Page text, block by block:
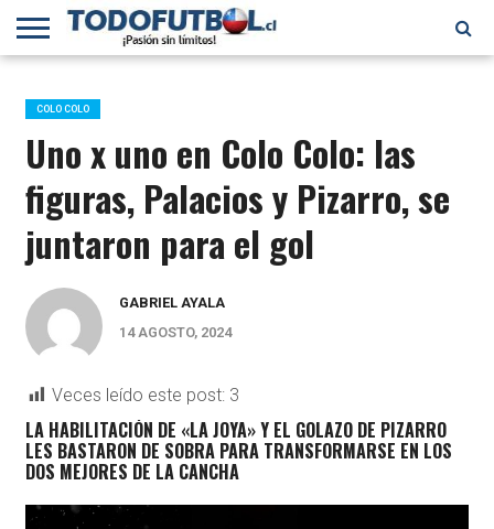
PRIMERA
B
SELECCIÓN
CHILENA
CHILENOS
EN EL
MUNDO
FÚTBOL
INTERNACIONAL
COLO COLO
Uno x uno en Colo Colo: las
figuras, Palacios y Pizarro, se
juntaron para el gol
GABRIEL AYALA
14 AGOSTO, 2024
Veces leído este post: 3
LA HABILITACIÓN DE «LA JOYA» Y EL GOLAZO DE PIZARRO
LES BASTARON DE SOBRA PARA TRANSFORMARSE EN LOS
DOS MEJORES DE LA CANCHA